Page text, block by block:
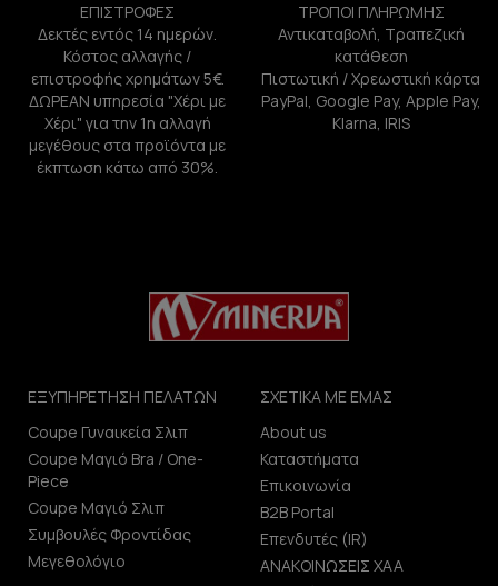
ΕΠΙΣΤΡΟΦΕΣ
Δεκτές εντός 14 ημερών.
Κόστος αλλαγής /
επιστροφής χρημάτων 5€.
ΔΩΡΕΑΝ υπηρεσία "Χέρι με
Χέρι" για την 1η αλλαγή
μεγέθους στα προϊόντα με
έκπτωση κάτω από 30%.
ΤΡΟΠΟΙ ΠΛΗΡΩΜΗΣ
Αντικαταβολή, Τραπεζική
κατάθεση
Πιστωτική / Χρεωστική κάρτα
PayPal, Google Pay, Apple Pay,
Klarna, IRIS
ΕΞΥΠΗΡΕΤΗΣΗ ΠΕΛΑΤΩΝ
Coupe Γυναικεία Σλιπ
Coupe Μαγιό Bra / One-
Piece
Coupe Μαγιό Σλιπ
Συμβουλές Φροντίδας
Μεγεθολόγιο
ΣΧΕΤΙΚΑ ΜΕ ΕΜΑΣ
About us
Καταστήματα
Επικοινωνία
B2B Portal
Επενδυτές (IR)
ΑΝΑΚΟΙΝΩΣΕΙΣ ΧΑΑ